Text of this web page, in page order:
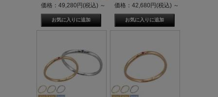
価格：49,280円(税込) ～
価格：42,680円(税込) ～